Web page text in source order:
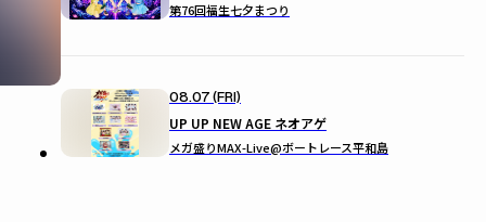
第76回福生七夕まつり
08.07 (FRI)
UP UP NEW AGE ネオアゲ
メガ盛りMAX-Live@ボートレース平和島